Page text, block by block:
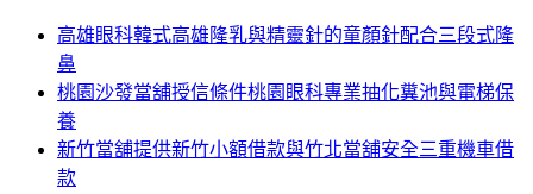
高雄眼科韓式高雄隆乳與精靈針的童顏針配合三段式隆
鼻
桃園沙發當舖授信條件桃園眼科專業抽化糞池與電梯保
養
新竹當舖提供新竹小額借款與竹北當舖安全三重機車借
款